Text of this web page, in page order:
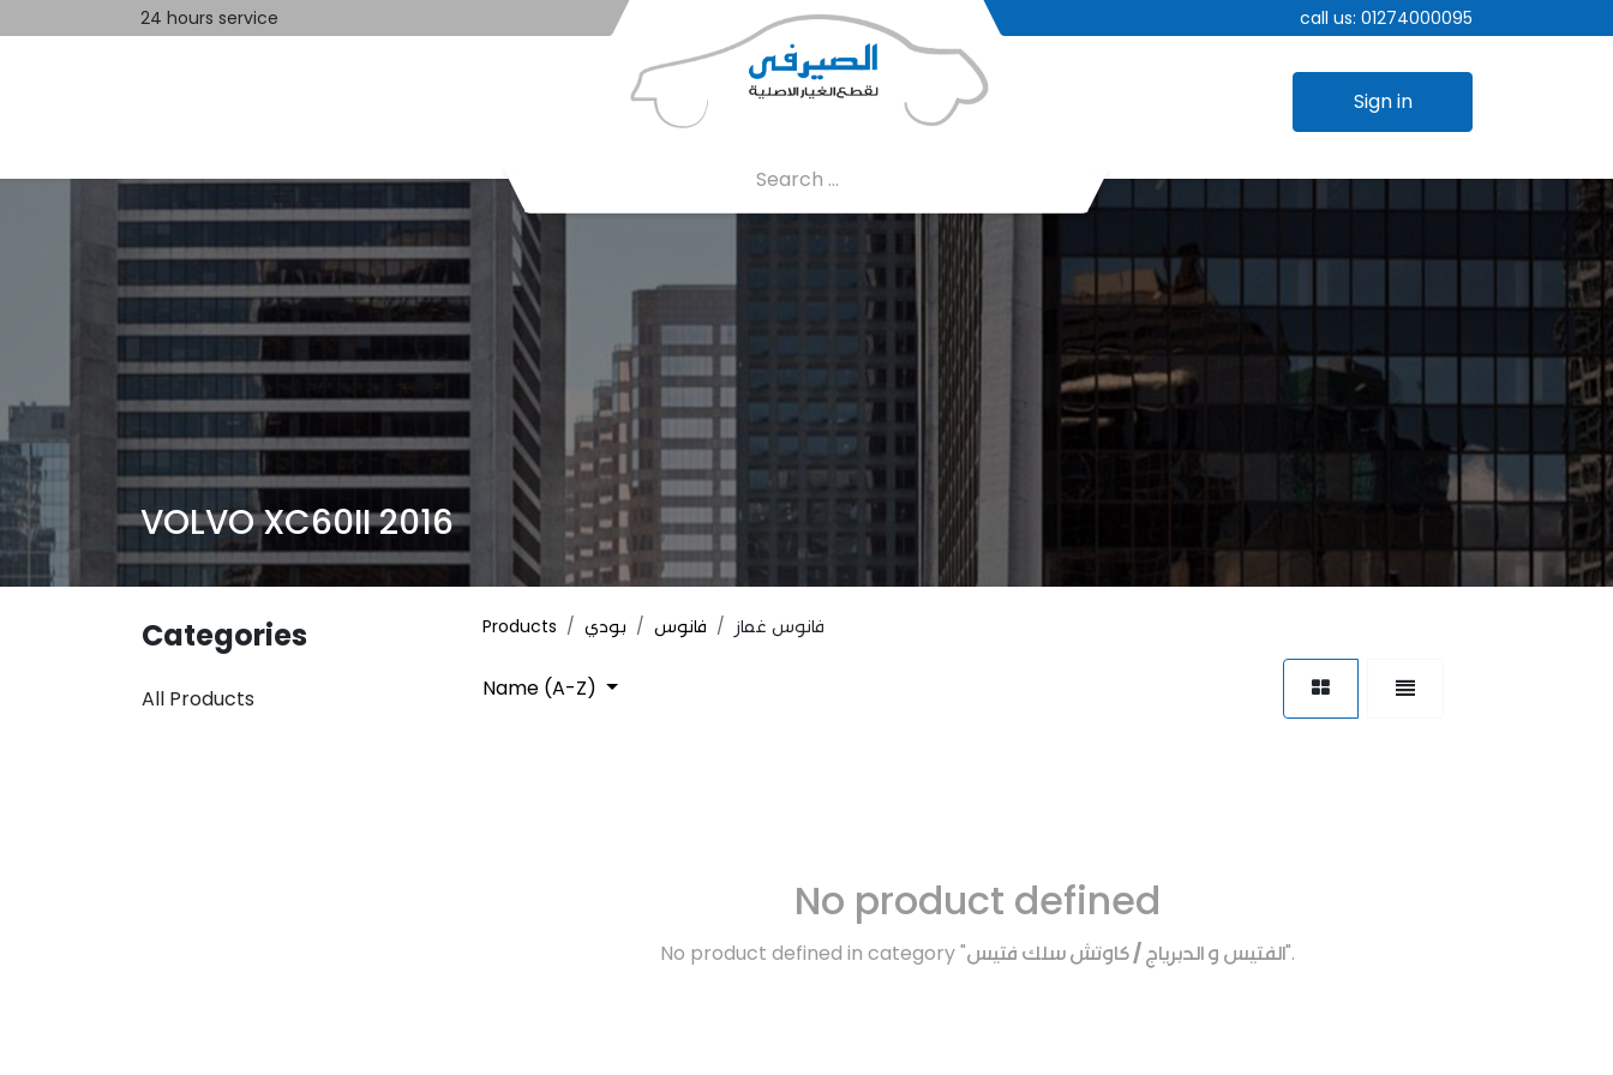
24 hours service call us: 01274000095
Sign in
VOLVO XC60II 2016
Categories
All Products
Products بودي فانوس فانوس غماز
Name (A-Z)
No product defined
No product defined in category "الفتيس و الدبرياج / كاوتش سلك فتيس".